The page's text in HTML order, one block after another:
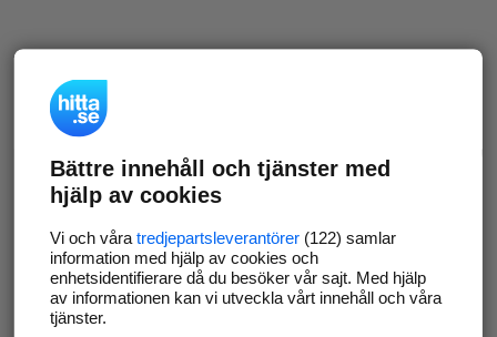
Bättre innehåll och tjänster med
hjälp av cookies
Vi och våra tredjepartsleverantörer(122) samlar
information med hjälp av cookies och
enhetsidentifierare då du besöker vår sajt. Med hjälp
av informationen kan vi utveckla vårt innehåll och våra
tjänster.